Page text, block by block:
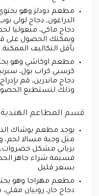
مطعم دودلز وهو
الدراغون، دجاج لولي
دجاج ماكي، منغوليا
ويمكنك الحصول على
بأقل التكاليف الممكنة.
مطعم اوكاشي وهو
كرسبي كراب بول،
وذلك لتستطيع
قسم المطاعم الهندية
يوجد مطعم بوشاك
مثل وجبة مسالا لحم،
برياني مشكل
قسيمة شراء جاهز
بسعر قليل.
مطعم مهراجا وهو
دجاج حار، روبيان